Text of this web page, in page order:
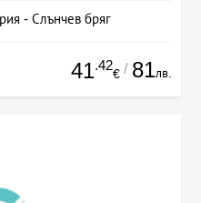
- Слънчев бряг
41.42
€ / 81лв.